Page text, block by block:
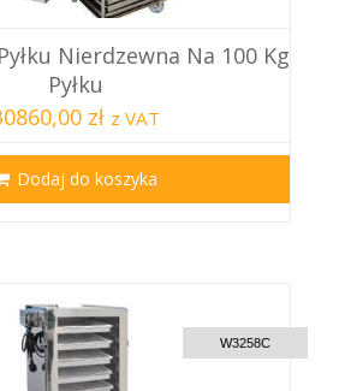
Nierdzewna Na 100 Kg
Pyłku
zł z VAT
Dodaj do koszyka
W3258C